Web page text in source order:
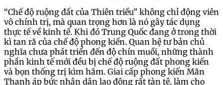
“Chế độ ruộng đất của Thiên triều” không chỉ động viên
vô chính trị, mà quan trọng hơn là nó gây tác dụng
thực tế về kinh tế. Khi đó Trung Quốc đang ở trong thời
kì tan rã của chế độ phong kiến. Quan hệ tư bản chủ
nghĩa chưa phát triển đến độ chín muồi, những thành
phần kinh tế mới đều bị chế độ ruộng đất phong kiến
và bọn thống trị kìm hãm. Giai cấp phong kiến Mãn
Thanh áp bức nhân dân lao động rất tàn tệ, làm cho